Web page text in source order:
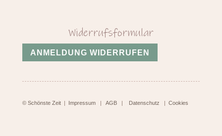
Widerrufsformular
ANMELDUNG WIDERRUFEN
© Schönste Zeit| Impressum| AGB Datenschutz Cookies